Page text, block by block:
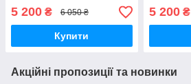
5 200 ₴ 6 050 ₴
Купити
5 200₴
Акційні пропозиції та новинки